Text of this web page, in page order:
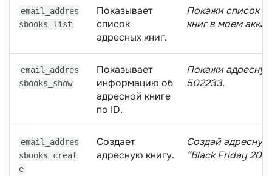
email_addres
sbooks_list
Показывает
список
адресных книг.
Покажи список
книг в моем
email_addres
sbooks_show
Показывает
информацию об
адресной книге
по ID.
Покажи
502233.
email_addres
sbooks_creat
e
Создает
адресную книгу.
Создай адресную
“Black Friday